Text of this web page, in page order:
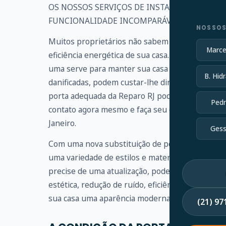
B.
(21)
OS NOSSOS SERVIÇOS DE INSTALAÇÃO DE
FUNCIONALIDADE INCOMPARÁVEIS
Muitos proprietários não sabem a importância
eficiência energética de sua casa. Seja a porta
uma serve para manter sua casa protegida. Se
danificadas, podem custar-lhe dinheiro e
porta adequada da Reparo RJ pode fornecer
contato agora mesmo e faça seu orçamento,
Janeiro.
Com uma nova substituição de porta, você
uma variedade de estilos e materiais de porta
precise de uma atualização, podemos ajudar.
estética, redução de ruído, eficiência
sua casa uma aparência moderna, tradicional,